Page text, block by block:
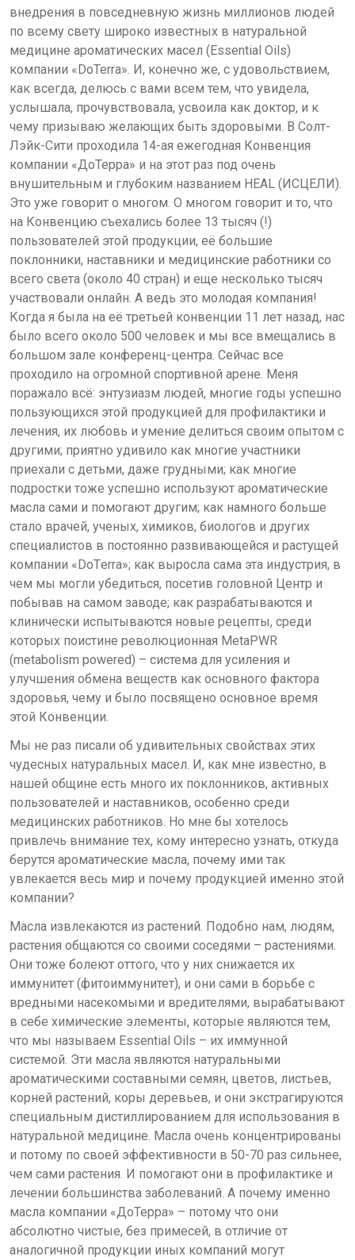
внедрения в повседневную жизнь миллионов людей
по всему свету широко известных в натуральной
медицине ароматических масел (Essential Oils)
компании «DoTerra». И, конечно же, с удовольствием,
как всегда, делюсь с вами всем тем, что увидела,
услышала, прочувствовала, усвоила как доктор, и к
чему призываю желающих быть здоровыми. В Солт-
Лэйк-Сити проходила 14-ая ежегодная Конвенция
компании «ДоТерра» и на этот раз под очень
внушительным и глубоким названием HEAL (ИСЦЕЛИ).
Это уже говорит о многом. О многом говорит и то, что
на Конвенцию съехались более 13 тысяч (!)
пользователей этой продукции, её большие
поклонники, наставники и медицинские работники со
всего света (около 40 стран) и еще несколько тысяч
участвовали онлайн. А ведь это молодая компания!
Когда я была на её третьей конвенции 11 лет назад, нас
было всего около 500 человек и мы все вмещались в
большом зале конференц-центра. Сейчас все
проходило на огромной спортивной арене. Меня
поражало всё: энтузиазм людей, многие годы успешно
пользующихся этой продукцией для профилактики и
лечения, их любовь и умение делиться своим опытом с
другими; приятно удивило как многие участники
приехали с детьми, даже грудными; как многие
подростки тоже успешно используют ароматические
масла сами и помогают другим; как намного больше
стало врачей, ученых, химиков, биологов и других
специалистов в постоянно развивающейся и растущей
компании «DoТerra»; как выросла сама эта индустрия, в
чем мы могли убедиться, посетив головной Центр и
побывав на самом заводе; как разрабатываются и
клинически испытываются новые рецепты, среди
которых поистине революционная MetaPWR
(metabolism powered) – система для усиления и
улучшения обмена веществ как основного фактора
здоровья, чему и было посвящено основное время
этой Конвенции.
Мы не раз писали об удивительных свойствах этих
чудесных натуральных масел. И, как мне известно, в
нашей общине есть много их поклонников, активных
пользователей и наставников, особенно среди
медицинских работников. Но мне бы хотелось
привлечь внимание тех, кому интересно узнать, откуда
берутся ароматические масла, почему ими так
увлекается весь мир и почему продукцией именно этой
компании?
Масла извлекаются из растений. Подобно нам, людям,
растения общаются со своими соседями – растениями.
Они тоже болеют оттого, что у них снижается их
иммунитет (фитоиммунитет), и они сами в борьбе с
вредными насекомыми и вредителями, вырабатывают
в себе химические элементы, которые являются тем,
что мы называем Essential Oils – их иммунной
системой. Эти масла являются натуральными
ароматическими составными семян, цветов, листьев,
корней растений, коры деревьев, и они экстрагируются
специальным дистиллированием для использования в
натуральной медицине. Масла очень концентрированы
и потому по своей эффективности в 50-70 раз сильнее,
чем сами растения. И помогают они в профилактике и
лечении большинства заболеваний. А почему именно
масла компании «ДоТерра» – потому что они
абсолютно чистые, без примесей, в отличие от
аналогичной продукции иных компаний могут